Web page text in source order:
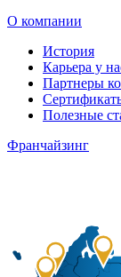
О компании
История
Карьера у
Партнеры
Полезные
Франчайзинг